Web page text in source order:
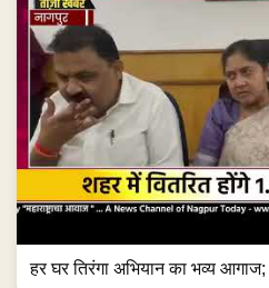
हर घर तिरंगा अभियान का भव्य